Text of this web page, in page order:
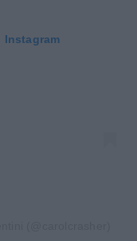
Instagram